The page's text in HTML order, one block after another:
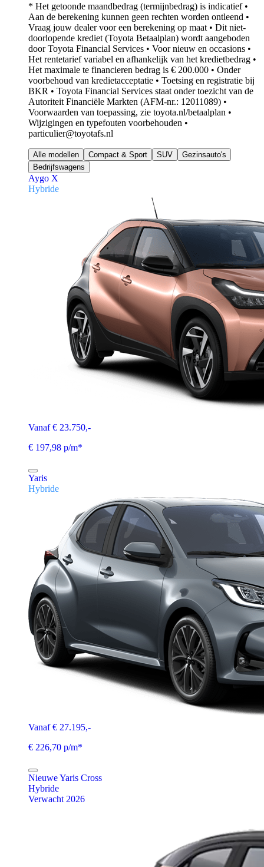
* Het getoonde maandbedrag (termijnbedrag) is indicatief •
Aan de berekening kunnen geen rechten worden ontleend •
Vraag jouw dealer voor een berekening op maat • Dit niet-
doorlopende krediet (Toyota Betaalplan) wordt aangeboden
door Toyota Financial Services • Voor nieuw en occasions •
Het rentetarief variabel en afhankelijk van het kredietbedrag •
Het maximale te financieren bedrag is € 200.000 • Onder
voorbehoud van kredietacceptatie • Toetsing en registratie bij
BKR • Toyota Financial Services staat onder toezicht van de
Autoriteit Financiële Markten (AFM-nr.: 12011089) •
Voorwaarden van toepassing, zie toyota.nl/betaalplan •
Wijzigingen en typefouten voorbehouden •
particulier@toyotafs.nl
Alle modellen Compact & Sport SUV
Gezinsauto's
Bedrijfswagens
Aygo X
Hybride
Vanaf € 23.750,-
€ 197,98 p/m*
Yaris
Hybride
Vanaf € 27.195,-
€ 226,70 p/m*
Nieuwe Yaris Cross
Hybride
Verwacht 2026